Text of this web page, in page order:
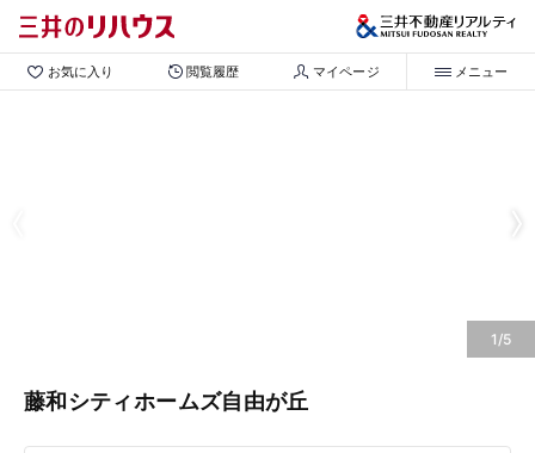
お気に入り 閲覧履歴 マイページ メニュー
1/5
藤和シティホームズ自由が丘